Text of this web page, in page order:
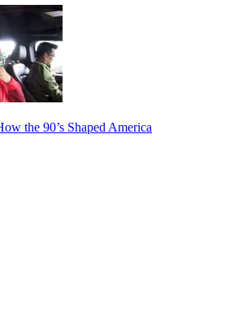
the 90’s Shaped America